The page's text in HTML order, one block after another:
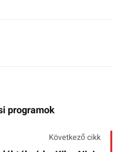
programok
Következő cikk